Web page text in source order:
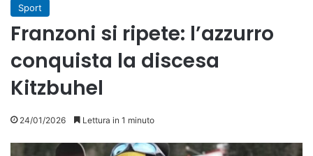
Sport
Franzoni si ripete: l’azzurro
conquista la discesa
Kitzbuhel
24/01/2026 Lettura in 1 minuto